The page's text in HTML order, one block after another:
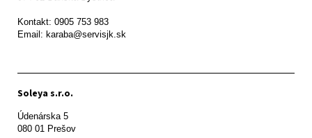
Kontakt: 0905 753 983
Email: karaba@servisjk.sk
Soleya s.r.o.
Údenárska 5
080 01 Prešov